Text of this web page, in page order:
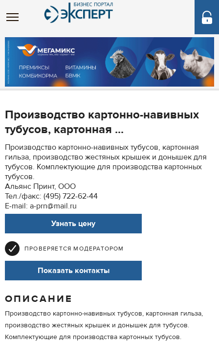
Производство картонно-навивных
тубусов, картонная ...
Производство картонно-навивных тубусов, картонная
гильза, производство жестяных крышек и донышек для
тубусов. Комплектующие для производства картонных
тубусов.
Альянс Принт, ООО
Тел./факс: (495) 722-62-44
E-mail: a-prn@mail.ru
Узнать цену
ПРОВЕРЯЕТСЯ МОДЕРАТОРОМ
Показать контакты
ОПИСАНИЕ
Производство картонно-навивных тубусов, картонная гильза,
производство жестяных крышек и донышек для тубусов.
Комплектующие для производства картонных тубусов.